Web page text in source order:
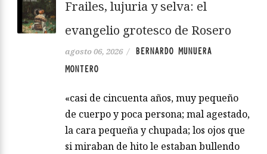
Frailes, lujuria y selva: el
evangelio grotesco de Rosero
agosto 06, 2026 /
BERNARDO MUNUERA
MONTERO
«casi de cincuenta años, muy pequeño
de cuerpo y poca persona; mal agestado,
la cara pequeña y chupada; los ojos que
si miraban de hito le estaban bullendo